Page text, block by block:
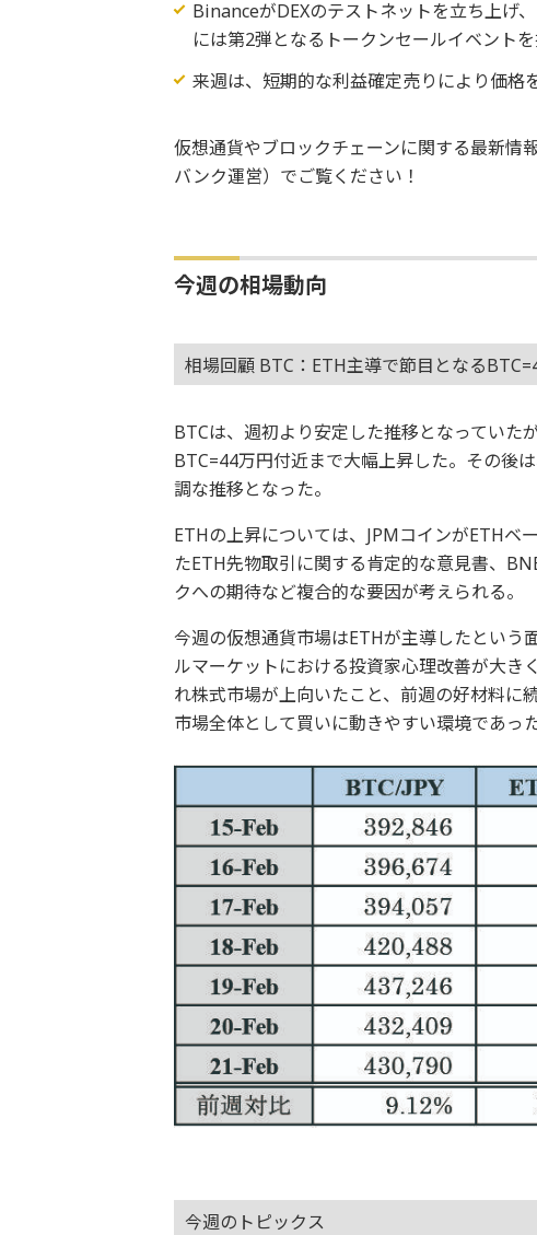
BinanceがDEXのテストネットを立ち上げ
には第2弾となるトークンセールイベント
来週は、短期的な利益確定売りにより価格
仮想通貨やブロックチェーンに関する最新情
バンク運営）でご覧ください！
今週の相場動向
相場回顧 BTC：ETH主導で節目となる
BTCは、週初より安定した推移となっていた
BTC=44万円付近まで大幅上昇した。その後
調な推移となった。
ETHの上昇については、JPMコインがETHベ
たETH先物取引に関する肯定的な意見書、
クへの期待など複合的な要因が考えられる。
今週の仮想通貨市場はETHが主導したという
ルマーケットにおける投資家心理改善が大き
れ株式市場が上向いたこと、前週の好材料に
市場全体として買いに動きやすい環境であっ
今週のトピックス